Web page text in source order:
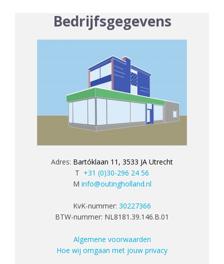
Bedrijfsgegevens
Adres: Bartóklaan 11, 3533 JA Utrecht
T +31 (0)30-296 24 56
M info@outingholland.nl
KvK-nummer: 30227366
BTW-nummer: NL8181.39.146.B.01
Algemene voorwaarden
Hoe wij omgaan met jouw privacy